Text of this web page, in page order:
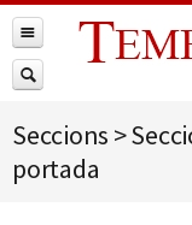
Seccions >
portada